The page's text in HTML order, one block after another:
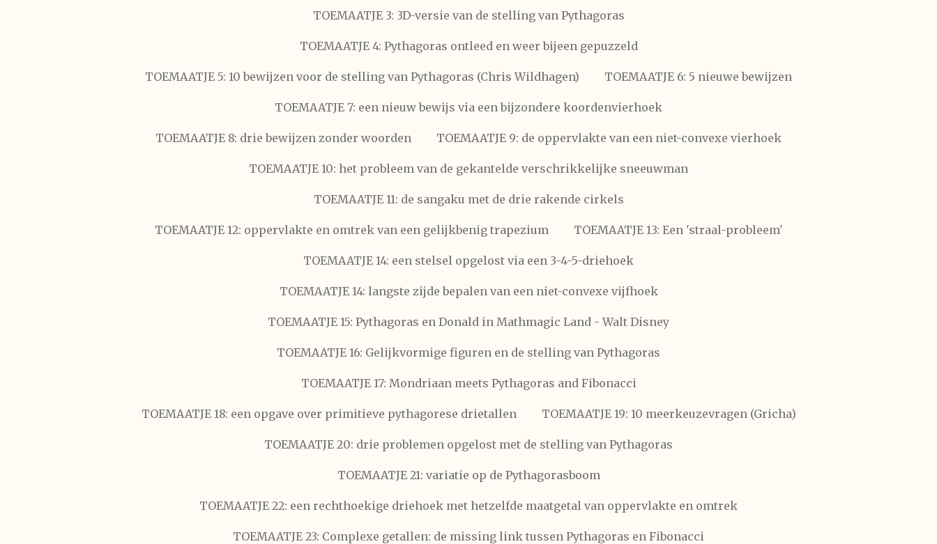
TOEMAATJE 3: 3D-versie van de stelling van Pythagoras
TOEMAATJE 4: Pythagoras ontleed en weer bijeen gepuzzeld
TOEMAATJE 5: 10 bewijzen voor de stelling van Pythagoras (Chris Wildhagen) TOEMAATJE 6: 5 nieuwe bewijzen
TOEMAATJE 7: een nieuw bewijs via een bijzondere koordenvierhoek
TOEMAATJE 8: drie bewijzen zonder woorden TOEMAATJE 9: de oppervlakte van een niet-convexe vierhoek
TOEMAATJE 10: het probleem van de gekantelde verschrikkelijke sneeuwman
TOEMAATJE 11: de sangaku met de drie rakende cirkels
TOEMAATJE 12: oppervlakte en omtrek van een gelijkbenig trapezium TOEMAATJE 13: Een 'straal-probleem'
TOEMAATJE 14: een stelsel opgelost via een 3-4-5-driehoek
TOEMAATJE 14: langste zijde bepalen van een niet-convexe vijfhoek
TOEMAATJE 15: Pythagoras en Donald in Mathmagic Land - Walt Disney
TOEMAATJE 16: Gelijkvormige figuren en de stelling van Pythagoras
TOEMAATJE 17: Mondriaan meets Pythagoras and Fibonacci
TOEMAATJE 18: een opgave over primitieve pythagorese drietallen TOEMAATJE 19: 10 meerkeuzevragen (Gricha)
TOEMAATJE 20: drie problemen opgelost met de stelling van Pythagoras
TOEMAATJE 21: variatie op de Pythagorasboom
TOEMAATJE 22: een rechthoekige driehoek met hetzelfde maatgetal van oppervlakte en omtrek
TOEMAATJE 23: Complexe getallen: de missing link tussen Pythagoras en Fibonacci